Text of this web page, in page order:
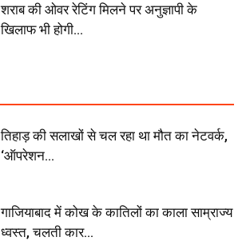
शराब की ओवर रेटिंग मिलने पर अनुज्ञापी के
खिलाफ भी होगी...
तिहाड़ की सलाखों से चल रहा था मौत का नेटवर्क,
‘ऑपरेशन...
गाजियाबाद में कोख के कातिलों का काला साम्राज्य
ध्वस्त, चलती कार...